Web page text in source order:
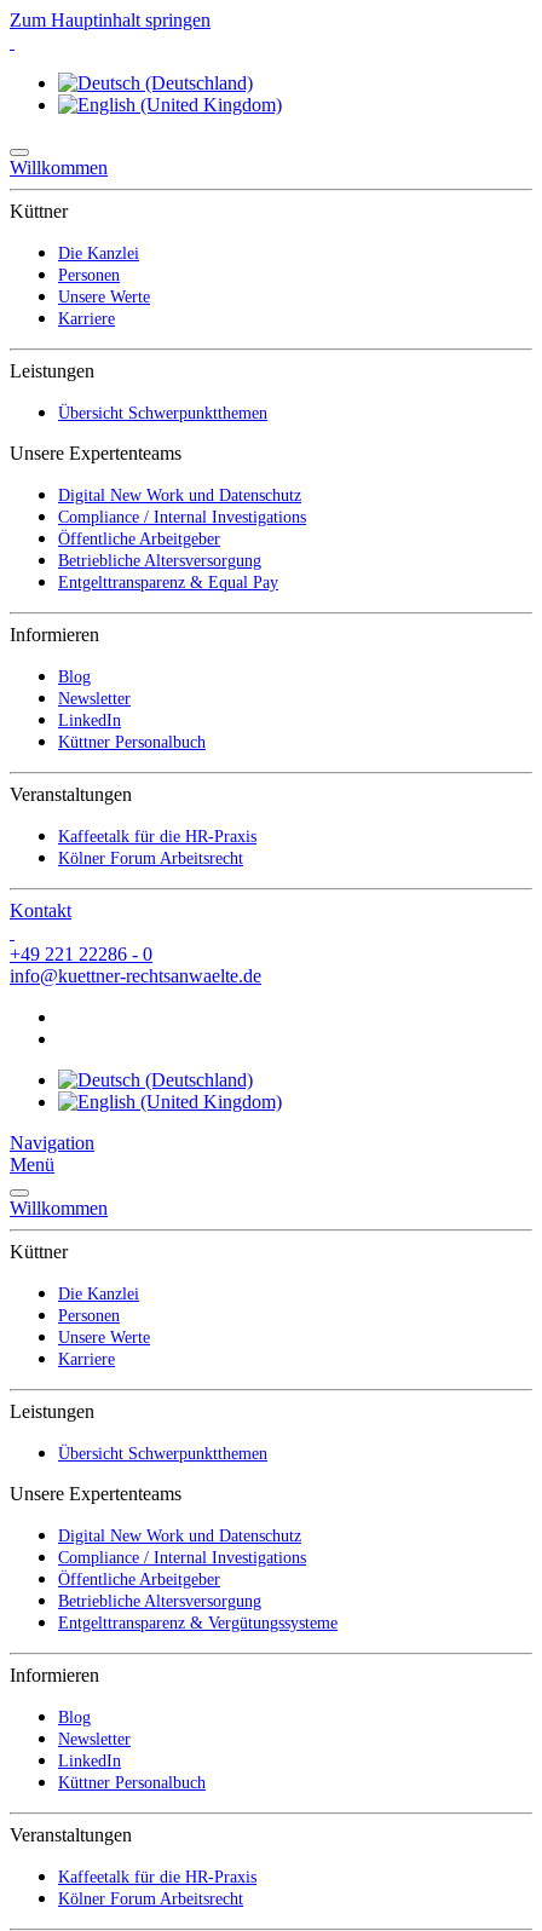
Zum Hauptinhalt springen
Willkommen
Küttner
Die Kanzlei
Personen
Unsere Werte
Karriere
Leistungen
Übersicht Schwerpunktthemen
Unsere Expertenteams
Digital New Work und Datenschutz
Compliance / Internal Investigations
Öffentliche Arbeitgeber
Betriebliche Altersversorgung
Entgelttransparenz & Equal Pay
Informieren
Blog
Newsletter
LinkedIn
Küttner Personalbuch
Veranstaltungen
Kaffeetalk für die HR-Praxis
Kölner Forum Arbeitsrecht
Kontakt
+49 221 22286 - 0
info@kuettner-rechtsanwaelte.de
Navigation
Menü
Willkommen
Küttner
Die Kanzlei
Personen
Unsere Werte
Karriere
Leistungen
Übersicht Schwerpunktthemen
Unsere Expertenteams
Digital New Work und Datenschutz
Compliance / Internal Investigations
Öffentliche Arbeitgeber
Betriebliche Altersversorgung
Entgelttransparenz & Vergütungssysteme
Informieren
Blog
Newsletter
LinkedIn
Küttner Personalbuch
Veranstaltungen
Kaffeetalk für die HR-Praxis
Kölner Forum Arbeitsrecht